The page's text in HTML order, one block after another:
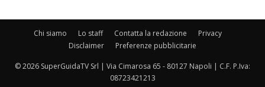
Chi siamo Lo staff Contatta la redazione
Privacy
Disclaimer
Preferenze pubblicitarie
© 2026 SuperGuidaTV Srl | Via Cimarosa 65 - 80127 Napoli | C.F. P.Iva:
08723421213